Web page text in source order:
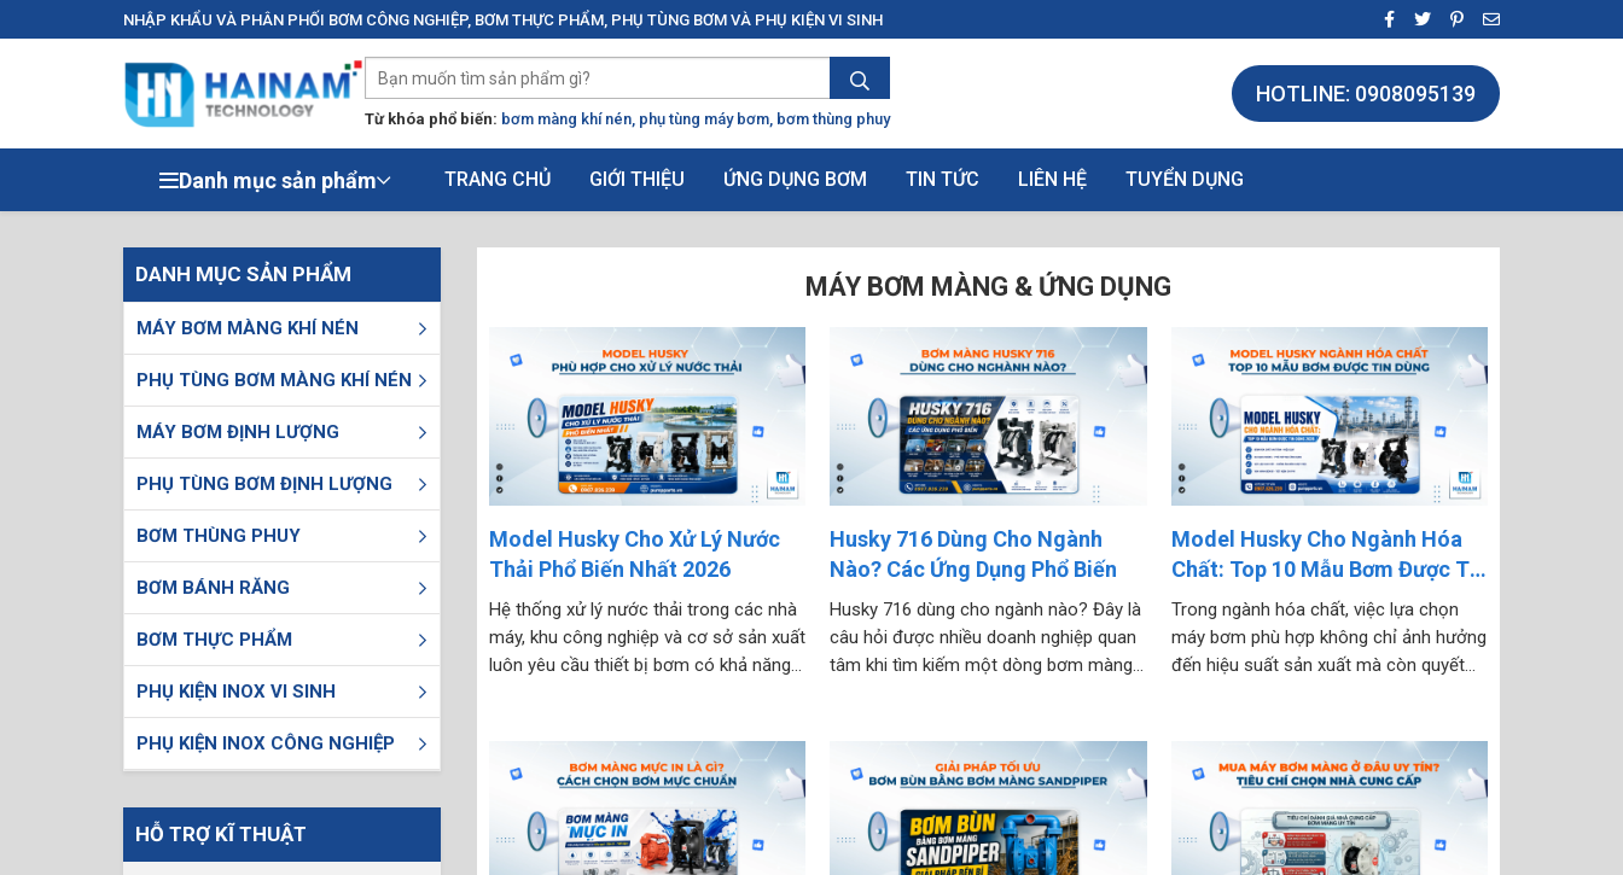
NHẬP KHẨU VÀ PHÂN PHỐI BƠM CÔNG NGHIỆP, BƠM THỰC PHẨM, PHỤ TÙNG BƠM VÀ PHỤ KIỆN VI SINH
Từ khóa phổ biến: bơm màng khí nén phụ tùng máy bơm bơm thùng phuy
HOTLINE: 0908095139
Danh mục sản phẩm TRANG CHỦ GIỚI THIỆU ỨNG DỤNG BƠM TIN TỨC LIÊN HỆ TUYỂN DỤNG
DANH MỤC SẢN PHẨM
MÁY BƠM MÀNG KHÍ NÉN
PHỤ TÙNG BƠM MÀNG KHÍ NÉN
MÁY BƠM ĐỊNH LƯỢNG
PHỤ TÙNG BƠM ĐỊNH LƯỢNG
BƠM THÙNG PHUY
BƠM BÁNH RĂNG
BƠM THỰC PHẨM
PHỤ KIỆN INOX VI SINH
PHỤ KIỆN INOX CÔNG NGHIỆP
HỖ TRỢ KĨ THUẬT
MÁY BƠM MÀNG & ỨNG DỤNG
Model Husky Cho Xử Lý Nước
Thải Phổ Biến Nhất 2026
Hệ thống xử lý nước thải trong các nhà
máy, khu công nghiệp và cơ sở sản xuất
luôn yêu cầu thiết bị bơm có khả năng
vận hành liên tục trong thời...
Husky 716 Dùng Cho Ngành
Nào? Các Ứng Dụng Phổ Biến
Husky 716 dùng cho ngành nào? Đây là
câu hỏi được nhiều doanh nghiệp quan
tâm khi tìm kiếm một dòng bơm màng
hành bằng khí nén và có thể đáp ứng
nhiều...
Model Husky Cho Ngành Hóa
Chất: Top 10 Mẫu Bơm Được Tin
Dùng 2026
Trong ngành hóa chất, việc lựa chọn
máy bơm phù hợp không chỉ ảnh hưởng
đến hiệu suất sản xuất mà còn quyết
bơm đa dạng các loại axit, bazơ,...